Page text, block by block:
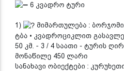
6 კვადრო ტური
1)
მიმართულება : ბორჯომი
ტბა • კვადროციკლით
50 კმ. - 3 / 4 საათი - ტურის
მონაწილე 450 ლარი
სანახავი ობიექტები :